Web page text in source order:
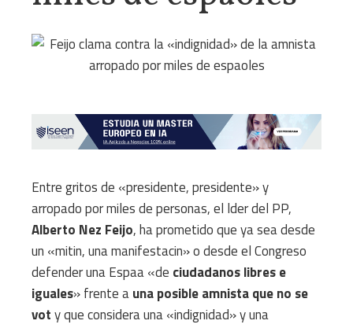
Entre gritos de «presidente, presidente» y
arropado por miles de personas, el lder del PP,
Alberto Nez Feijo, ha prometido que ya sea desde
un «mitin, una manifestacin» o desde el Congreso
defender una Espaa «de ciudadanos libres e
iguales» frente auna posible amnista que no se
voty que considera una «indignidad» y una